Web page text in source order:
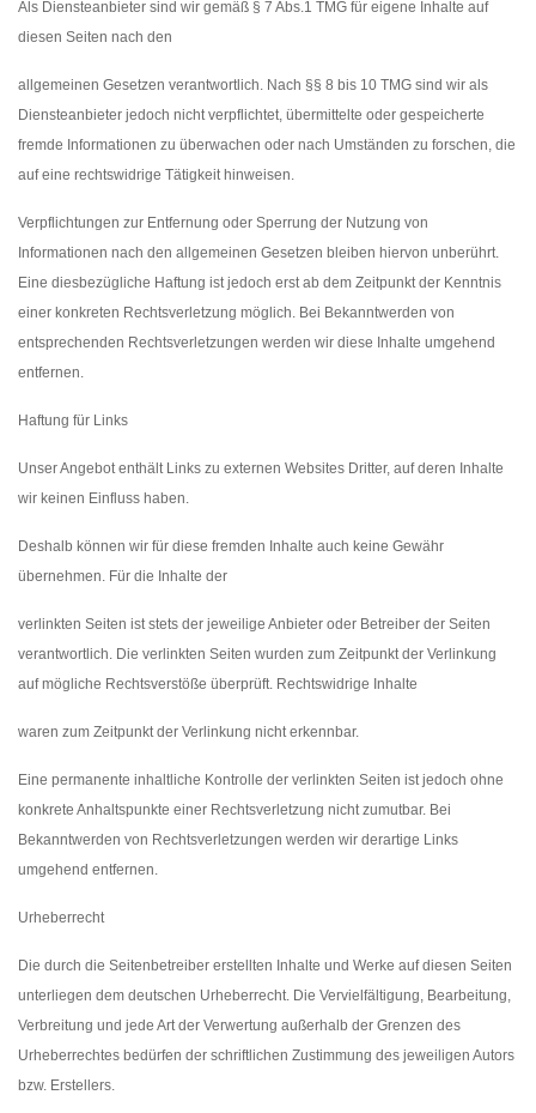
Als Diensteanbieter sind wir gemäß § 7 Abs.1 TMG für eigene Inhalte auf
diesen Seiten nach den
allgemeinen Gesetzen verantwortlich. Nach §§ 8 bis 10 TMG sind wir als
Diensteanbieter jedoch nicht verpflichtet, übermittelte oder gespeicherte
fremde Informationen zu überwachen oder nach Umständen zu forschen, die
auf eine rechtswidrige Tätigkeit hinweisen.
Verpflichtungen zur Entfernung oder Sperrung der Nutzung von
Informationen nach den allgemeinen Gesetzen bleiben hiervon unberührt.
Eine diesbezügliche Haftung ist jedoch erst ab dem Zeitpunkt der Kenntnis
einer konkreten Rechtsverletzung möglich. Bei Bekanntwerden von
entsprechenden Rechtsverletzungen werden wir diese Inhalte umgehend
entfernen.
Haftung für Links
Unser Angebot enthält Links zu externen Websites Dritter, auf deren Inhalte
wir keinen Einfluss haben.
Deshalb können wir für diese fremden Inhalte auch keine Gewähr
übernehmen. Für die Inhalte der
verlinkten Seiten ist stets der jeweilige Anbieter oder Betreiber der Seiten
verantwortlich. Die verlinkten Seiten wurden zum Zeitpunkt der Verlinkung
auf mögliche Rechtsverstöße überprüft. Rechtswidrige Inhalte
waren zum Zeitpunkt der Verlinkung nicht erkennbar.
Eine permanente inhaltliche Kontrolle der verlinkten Seiten ist jedoch ohne
konkrete Anhaltspunkte einer Rechtsverletzung nicht zumutbar. Bei
Bekanntwerden von Rechtsverletzungen werden wir derartige Links
umgehend entfernen.
Urheberrecht
Die durch die Seitenbetreiber erstellten Inhalte und Werke auf diesen Seiten
unterliegen dem deutschen Urheberrecht. Die Vervielfältigung, Bearbeitung,
Verbreitung und jede Art der Verwertung außerhalb der Grenzen des
Urheberrechtes bedürfen der schriftlichen Zustimmung des jeweiligen Autors
bzw. Erstellers.